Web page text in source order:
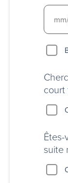
court
suite